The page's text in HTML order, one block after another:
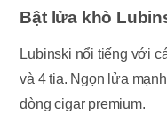
Bật lửa khò
Lubinski nổi tiếng với
và 4 tia. Ngọn lửa
dòng cigar premium.